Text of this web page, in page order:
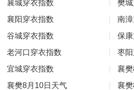
襄城穿衣指数
樊
襄阳穿衣指数
南
谷城穿衣指数
保
老河口穿衣指数
枣
宜城穿衣指数
襄
襄樊8月10日天气
襄